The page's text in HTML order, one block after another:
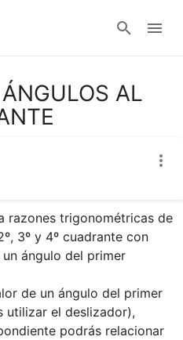
AL
razones trigonométricas de
3º y 4º cuadrante con
ángulo del primer
de un ángulo del primer
utilizar el deslizador),
podrás relacionar